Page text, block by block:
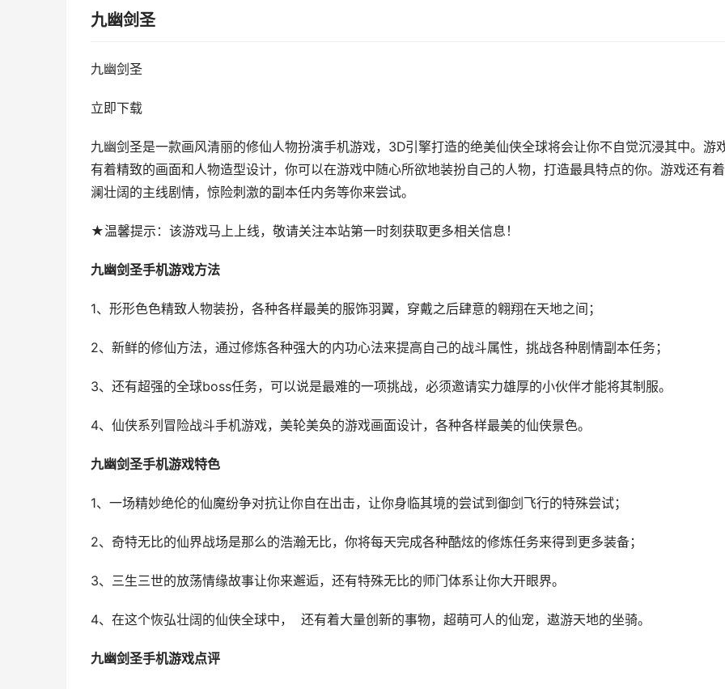
九幽剑圣
九幽剑圣
立即下载
九幽剑圣是一款画风清丽的修仙人物扮演手机游戏，3D引擎打造的绝美仙侠全球将会让你不自觉沉浸其中。游
有着精致的画面和人物造型设计，你可以在游戏中随心所欲地装扮自己的人物，打造最具特点的你。游戏还有
澜壮阔的主线剧情，惊险刺激的副本任内务等你来尝试。
★温馨提示：该游戏马上上线，敬请关注本站第一时刻获取更多相关信息！
九幽剑圣手机游戏方法
1、形形色色精致人物装扮，各种各样最美的服饰羽翼，穿戴之后肆意的翱翔在天地之间；
2、新鲜的修仙方法，通过修炼各种强大的内功心法来提高自己的战斗属性，挑战各种剧情副本任务；
3、还有超强的全球boss任务，可以说是最难的一项挑战，必须邀请实力雄厚的小伙伴才能将其制服。
4、仙侠系列冒险战斗手机游戏，美轮美奂的游戏画面设计，各种各样最美的仙侠景色。
九幽剑圣手机游戏特色
1、一场精妙绝伦的仙魔纷争对抗让你自在出击，让你身临其境的尝试到御剑飞行的特殊尝试；
2、奇特无比的仙界战场是那么的浩瀚无比，你将每天完成各种酷炫的修炼任务来得到更多装备；
3、三生三世的放荡情缘故事让你来邂逅，还有特殊无比的师门体系让你大开眼界。
4、在这个恢弘壮阔的仙侠全球中， 还有着大量创新的事物，超萌可人的仙宠，遨游天地的坐骑。
九幽剑圣手机游戏点评